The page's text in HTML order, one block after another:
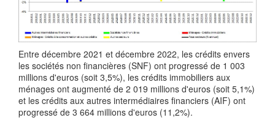
Entre décembre 2021 et décembre 2022, les crédits envers
les sociétés non financières (SNF) ont progressé de 1 003
millions d'euros (soit 3,5%), les crédits immobiliers aux
ménages ont augmenté de 2 019 millions d'euros (soit 5,1%)
et les crédits aux autres intermédiaires financiers (AIF) ont
progressé de 3 664 millions d'euros (11,2%).